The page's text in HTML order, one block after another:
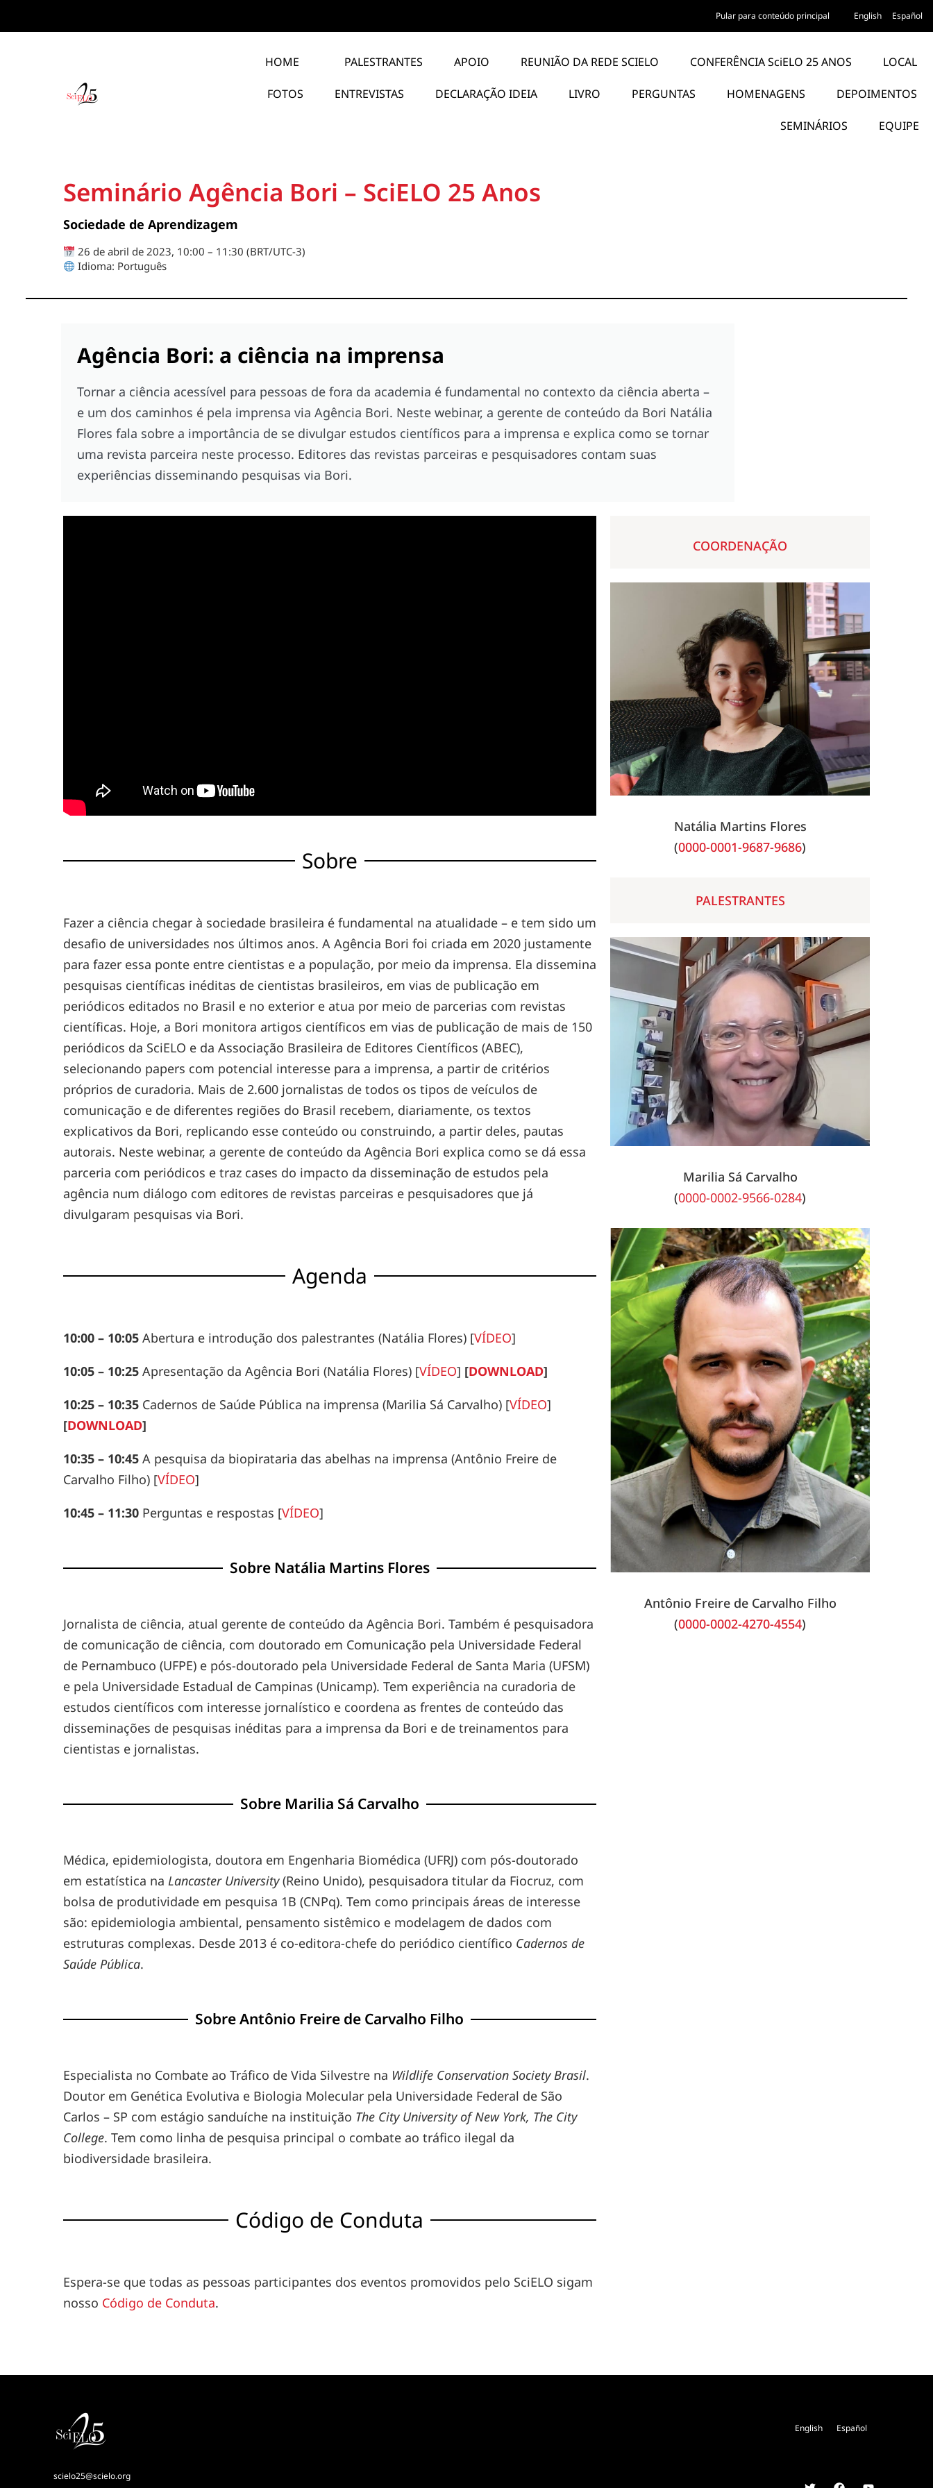
Pular para conteúdo principal English Español
HOME PALESTRANTES APOIO REUNIÃO DA REDE SCIELO CONFERÊNCIA SciELO 25 ANOS LOCAL
FOTOS ENTREVISTAS DECLARAÇÃO IDEIA LIVRO PERGUNTAS HOMENAGENS DEPOIMENTOS
SEMINÁRIOS EQUIPE
Seminário Agência Bori – SciELO 25 Anos
Sociedade de Aprendizagem
26 de abril de 2023, 10:00 – 11:30 (BRT/UTC-3)
Idioma: Português
Agência Bori: a ciência na imprensa
Tornar a ciência acessível para pessoas de fora da academia é fundamental no contexto da ciência aberta –
e um dos caminhos é pela imprensa via Agência Bori. Neste webinar, a gerente de conteúdo da Bori Natália
Flores fala sobre a importância de se divulgar estudos científicos para a imprensa e explica como se tornar
uma revista parceira neste processo. Editores das revistas parceiras e pesquisadores contam suas
experiências disseminando pesquisas via Bori.
Sobre
Fazer a ciência chegar à sociedade brasileira é fundamental na atualidade – e tem sido um
desafio de universidades nos últimos anos. A Agência Bori foi criada em 2020 justamente
para fazer essa ponte entre cientistas e a população, por meio da imprensa. Ela dissemina
pesquisas científicas inéditas de cientistas brasileiros, em vias de publicação em
periódicos editados no Brasil e no exterior e atua por meio de parcerias com revistas
científicas. Hoje, a Bori monitora artigos científicos em vias de publicação de mais de 150
periódicos da SciELO e da Associação Brasileira de Editores Científicos (ABEC),
selecionando papers com potencial interesse para a imprensa, a partir de critérios
próprios de curadoria. Mais de 2.600 jornalistas de todos os tipos de veículos de
comunicação e de diferentes regiões do Brasil recebem, diariamente, os textos
explicativos da Bori, replicando esse conteúdo ou construindo, a partir deles, pautas
autorais. Neste webinar, a gerente de conteúdo da Agência Bori explica como se dá essa
parceria com periódicos e traz cases do impacto da disseminação de estudos pela
agência num diálogo com editores de revistas parceiras e pesquisadores que já
divulgaram pesquisas via Bori.
Agenda
10:00 – 10:05Abertura e introdução dos palestrantes (Natália Flores) [VÍDEO]
10:05 – 10:25Apresentação da Agência Bori (Natália Flores) [VÍDEO] [DOWNLOAD]
10:25 – 10:35Cadernos de Saúde Pública na imprensa (Marilia Sá Carvalho) [VÍDEO]
[DOWNLOAD]
10:35 – 10:45 A pesquisa da biopirataria das abelhas na imprensa (Antônio Freire de
Carvalho Filho)[VÍDEO]
10:45 – 11:30Perguntas e respostas [VÍDEO]
Sobre Natália Martins Flores
Jornalista de ciência, atual gerente de conteúdo da Agência Bori. Também é pesquisadora
de comunicação de ciência, com doutorado em Comunicação pela Universidade Federal
de Pernambuco (UFPE) e pós-doutorado pela Universidade Federal de Santa Maria (UFSM)
e pela Universidade Estadual de Campinas (Unicamp). Tem experiência na curadoria de
estudos científicos com interesse jornalístico e coordena as frentes de conteúdo das
disseminações de pesquisas inéditas para a imprensa da Bori e de treinamentos para
cientistas e jornalistas.
Sobre Marilia Sá Carvalho
Médica, epidemiologista, doutora em Engenharia Biomédica (UFRJ) com pós-doutorado
em estatística na Lancaster University(Reino Unido), pesquisadora titular da Fiocruz, com
bolsa de produtividade em pesquisa 1B (CNPq). Tem como principais áreas de interesse
são: epidemiologia ambiental, pensamento sistêmico e modelagem de dados com
estruturas complexas. Desde 2013 é co-editora-chefe do periódico científico Cadernos de
Saúde Pública.
SobreAntônio Freire de Carvalho Filho
Especialista no Combate ao Tráfico de Vida Silvestre na Wildlife Conservation Society Brasil.
Doutor em Genética Evolutiva e Biologia Molecular pela Universidade Federal de São
Carlos – SP com estágio sanduíche na instituição The City University of New York, The City
College. Tem como linha de pesquisa principal o combate ao tráfico ilegal da
biodiversidade brasileira.
Código de Conduta
Espera-se que todas as pessoas participantes dos eventos promovidos pelo SciELO sigam
nosso Código de Conduta.
COORDENAÇÃO
Natália Martins Flores
(0000-0001-9687-9686)
PALESTRANTES
Marilia Sá Carvalho
(0000-0002-9566-0284)
Antônio Freire de Carvalho Filho
(0000-0002-4270-4554)
scielo25@scielo.org
English Español